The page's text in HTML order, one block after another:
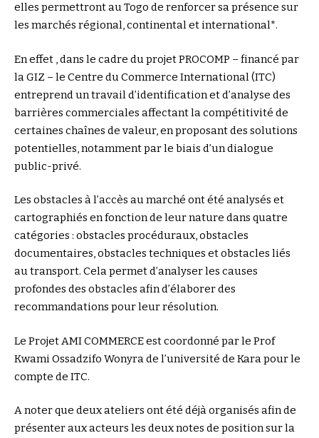
elles permettront au Togo de renforcer sa présence sur
les marchés régional, continental et international*.
En effet , dans le cadre du projet PROCOMP – financé par
la GIZ – le Centre du Commerce International (ITC)
entreprend un travail d’identification et d’analyse des
barrières commerciales affectant la compétitivité de
certaines chaînes de valeur, en proposant des solutions
potentielles, notamment par le biais d’un dialogue
public-privé.
Les obstacles à l’accès au marché ont été analysés et
cartographiés en fonction de leur nature dans quatre
catégories : obstacles procéduraux, obstacles
documentaires, obstacles techniques et obstacles liés
au transport. Cela permet d’analyser les causes
profondes des obstacles afin d’élaborer des
recommandations pour leur résolution.
Le Projet AMI COMMERCE est coordonné par le Prof
Kwami Ossadzifo Wonyra de l’université de Kara pour le
compte de ITC.
A noter que deux ateliers ont été déjà organisés afin de
présenter aux acteurs les deux notes de position sur la